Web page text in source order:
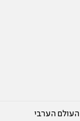
העולם הערבי